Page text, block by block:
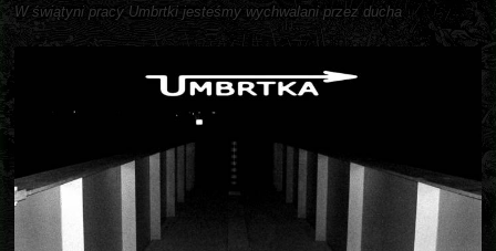
W świątyni pracy Umbrtki jesteśmy wychwalani przez ducha